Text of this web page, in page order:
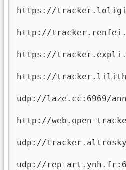
https://
http://
https://
https://
udp://laze.cc:6969/
http://web.open-
udp://
udp://rep-